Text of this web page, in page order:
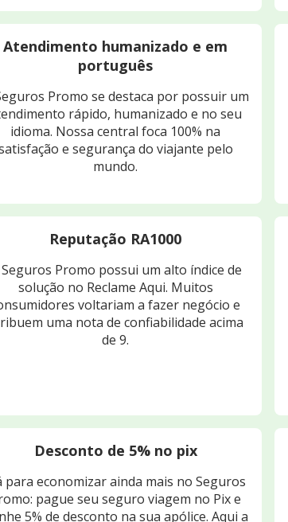
Atendimento humanizado e em
português
Promo se destaca por possuir um
rápido, humanizado e no seu
idioma. Nossa central foca 100% na
e segurança do viajante pelo
mundo.
Reputação RA1000
Promo possui um alto índice de
solução no Reclame Aqui. Muitos
voltariam a fazer negócio e
uma nota de confiabilidade acima
de 9.
Desconto de 5% no pix
para economizar ainda mais no Seguros
pague seu seguro viagem no Pix e
5% de desconto na sua apólice. Aqui a